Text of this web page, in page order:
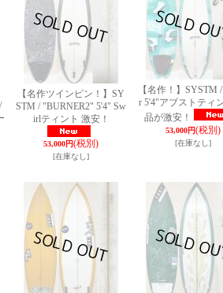
【名作ツインピン！】SY
STM / "BURNER2" 5'4" Sw
irlティント 激安！
53,000円(税別)
[在庫なし]
【名作！】SYSTM
r 5'4"アブストティ
品が激安！
53,000円(税別)
[在庫なし]